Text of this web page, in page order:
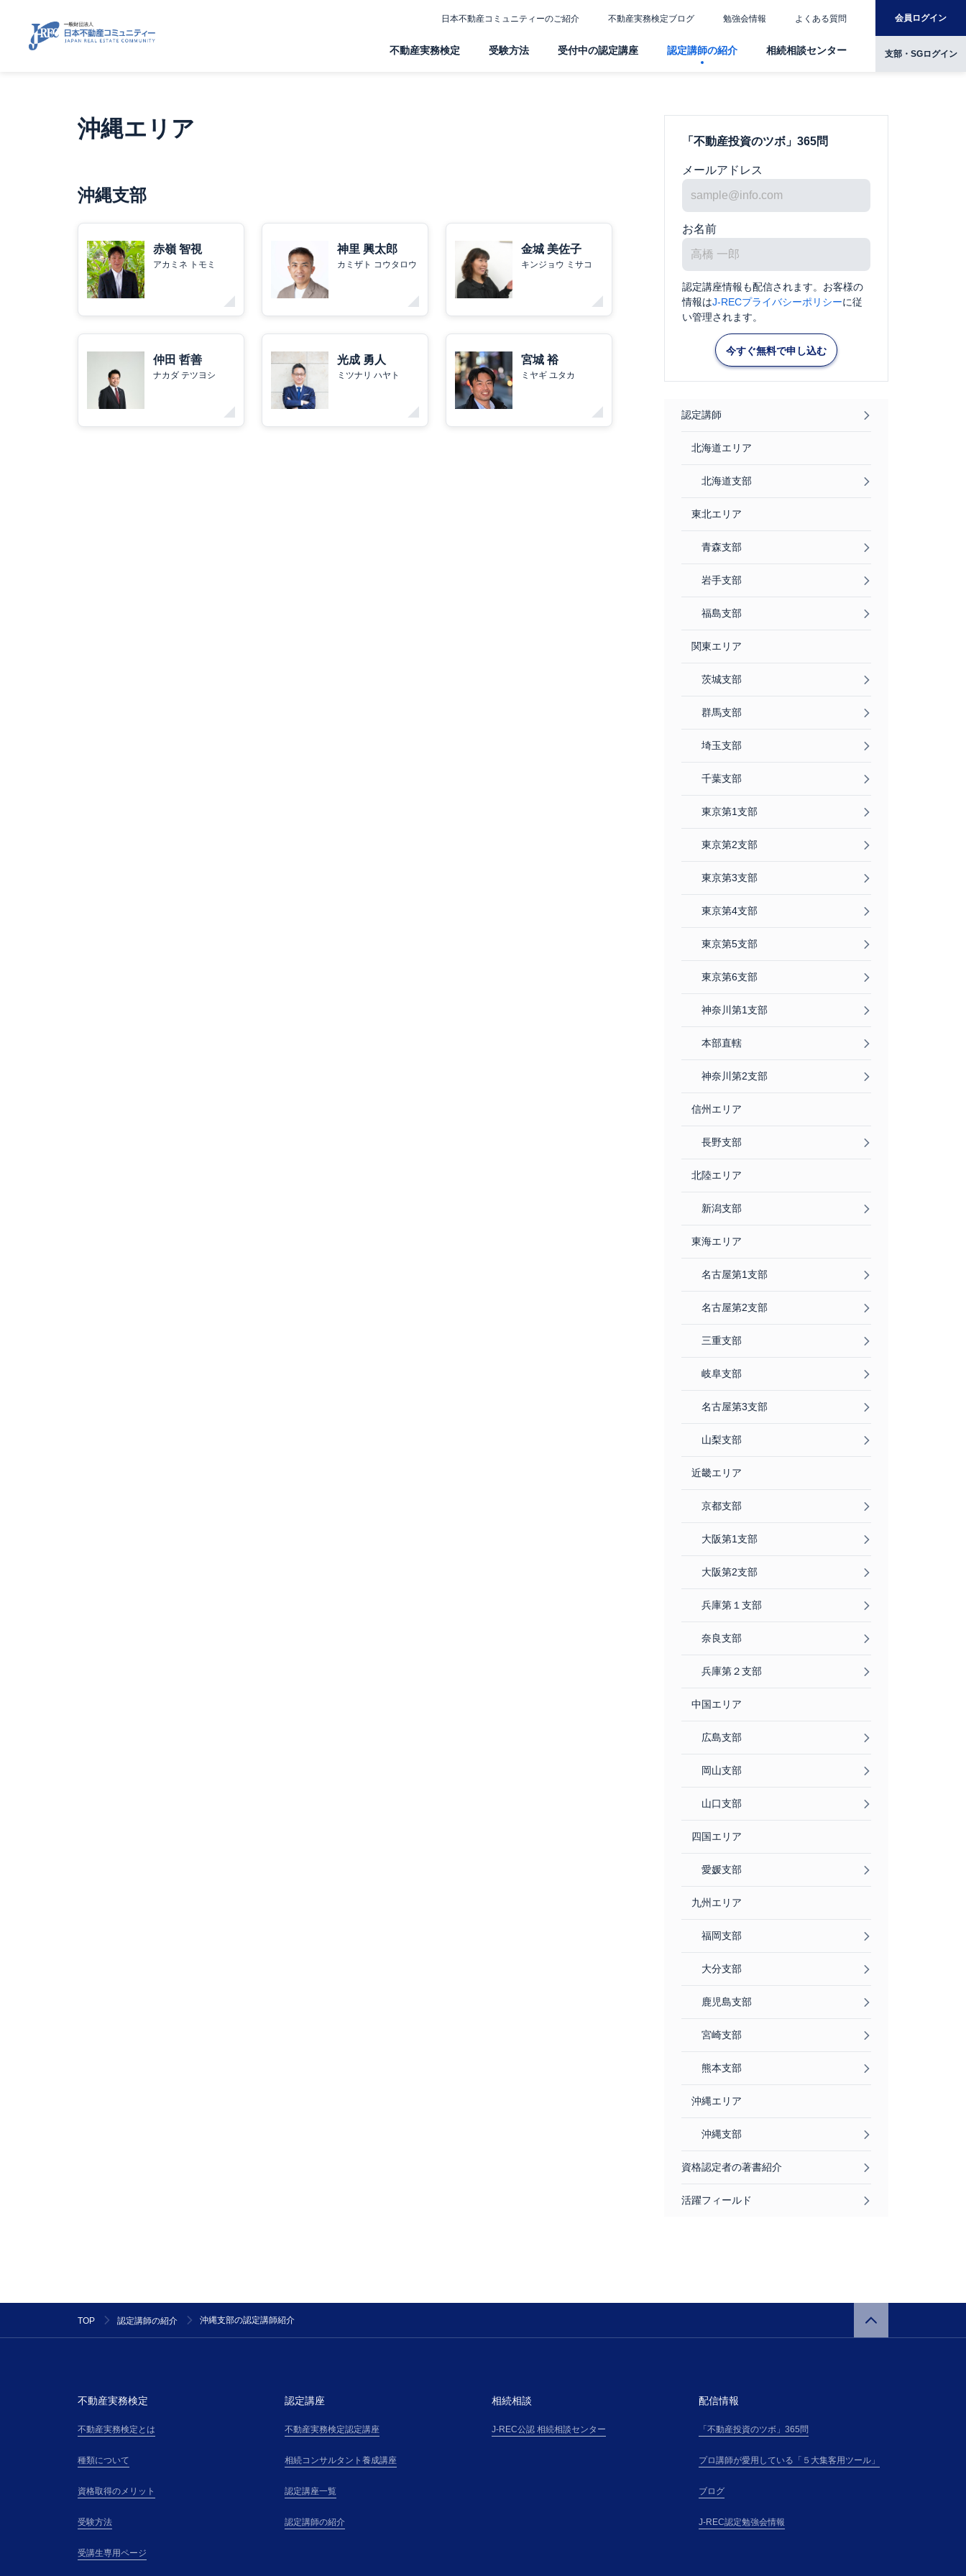
日本不動産コミュニティーのご紹介 不動産実務検定ブログ 勉強会情報 よくある質問 会員ログイン
不動産実務検定 受験方法 受付中の認定講座 認定講師の紹介 相続相談センター 支部・SGログイン
沖縄エリア
沖縄支部
赤嶺 智視
アカミネ トモミ
神里 興太郎
カミザト コウタロウ
金城 美佐子
キンジョウ ミサコ
仲田 哲善
ナカダ テツヨシ
光成 勇人
ミツナリ ハヤト
宮城 裕
ミヤギ ユタカ
「不動産投資のツボ」365問
メールアドレス
お名前
認定講座情報も配信されます。お客様の
情報はJ-RECプライバシーポリシーに従
い管理されます。
今すぐ無料で申し込む
認定講師
北海道エリア
北海道支部
東北エリア
青森支部
岩手支部
福島支部
関東エリア
茨城支部
群馬支部
埼玉支部
千葉支部
東京第1支部
東京第2支部
東京第3支部
東京第4支部
東京第5支部
東京第6支部
神奈川第1支部
本部直轄
神奈川第2支部
信州エリア
長野支部
北陸エリア
新潟支部
東海エリア
名古屋第1支部
名古屋第2支部
三重支部
岐阜支部
名古屋第3支部
山梨支部
近畿エリア
京都支部
大阪第1支部
大阪第2支部
兵庫第１支部
奈良支部
兵庫第２支部
中国エリア
広島支部
岡山支部
山口支部
四国エリア
愛媛支部
九州エリア
福岡支部
大分支部
鹿児島支部
宮崎支部
熊本支部
沖縄エリア
沖縄支部
資格認定者の著書紹介
活躍フィールド
TOP 認定講師の紹介 沖縄支部の認定講師紹介
不動産実務検定
不動産実務検定とは
種類について
資格取得のメリット
受験方法
受講生専用ページ
認定講座
不動産実務検定認定講座
相続コンサルタント養成講座
認定講座一覧
認定講師の紹介
相続相談
J-REC公認 相続相談センター
配信情報
「不動産投資のツボ」365問
プロ講師が愛用している「５大集客用ツール」
ブログ
J-REC認定勉強会情報